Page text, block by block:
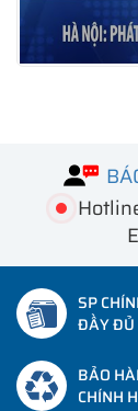
SP
ĐẦY ĐỦ
BẢO
CHÍNH